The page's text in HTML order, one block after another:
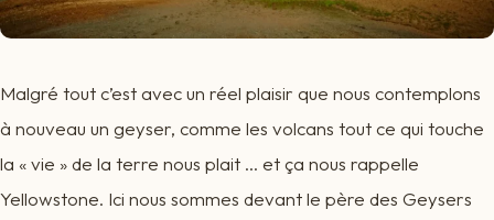
Malgré tout c’est avec un réel plaisir que nous contemplons
à nouveau un geyser, comme les volcans tout ce qui touche
la « vie » de la terre nous plait … et ça nous rappelle
Yellowstone. Ici nous sommes devant le père des Geysers